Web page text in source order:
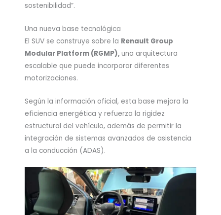
sostenibilidad”.
Una nueva base tecnológica
El SUV se construye sobre la Renault Group
Modular Platform (RGMP), una arquitectura
escalable que puede incorporar diferentes
motorizaciones.
Según la información oficial, esta base mejora la
eficiencia energética y refuerza la rigidez
estructural del vehículo, además de permitir la
integración de sistemas avanzados de asistencia
a la conducción (ADAS).